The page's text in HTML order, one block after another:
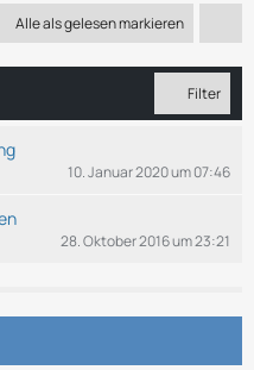
Alle als gelesen markieren
Filter
10. Januar 2020 um 07:46
28. Oktober 2016 um 23:21